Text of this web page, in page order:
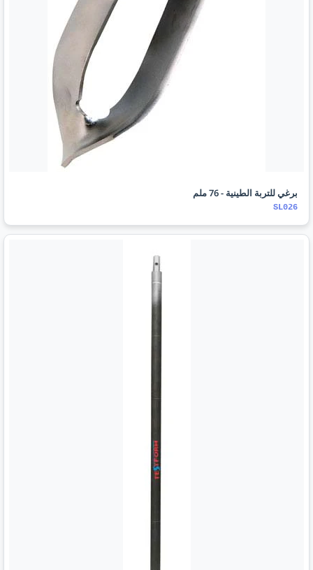
برغي للتربة الطينية - 76 ملم
SL026